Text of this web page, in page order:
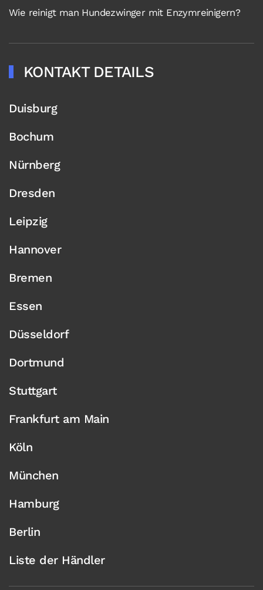
Wie reinigt man Hundezwinger mit Enzymreinigern?
KONTAKT DETAILS
Duisburg
Bochum
Nürnberg
Dresden
Leipzig
Hannover
Bremen
Essen
Düsseldorf
Dortmund
Stuttgart
Frankfurt am Main
Köln
München
Hamburg
Berlin
Liste der Händler